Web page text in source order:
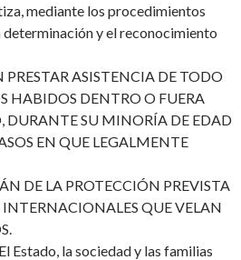
mediante los procedimientos
determinación y el reconocimiento
PRESTAR ASISTENCIA DE TODO
HABIDOS DENTRO O FUERA
SU MINORÍA DE EDAD
EN QUE LEGALMENTE
DE LA PROTECCIÓN PREVISTA
INTERNACIONALES QUE VELAN
Estado, la sociedad y las familias